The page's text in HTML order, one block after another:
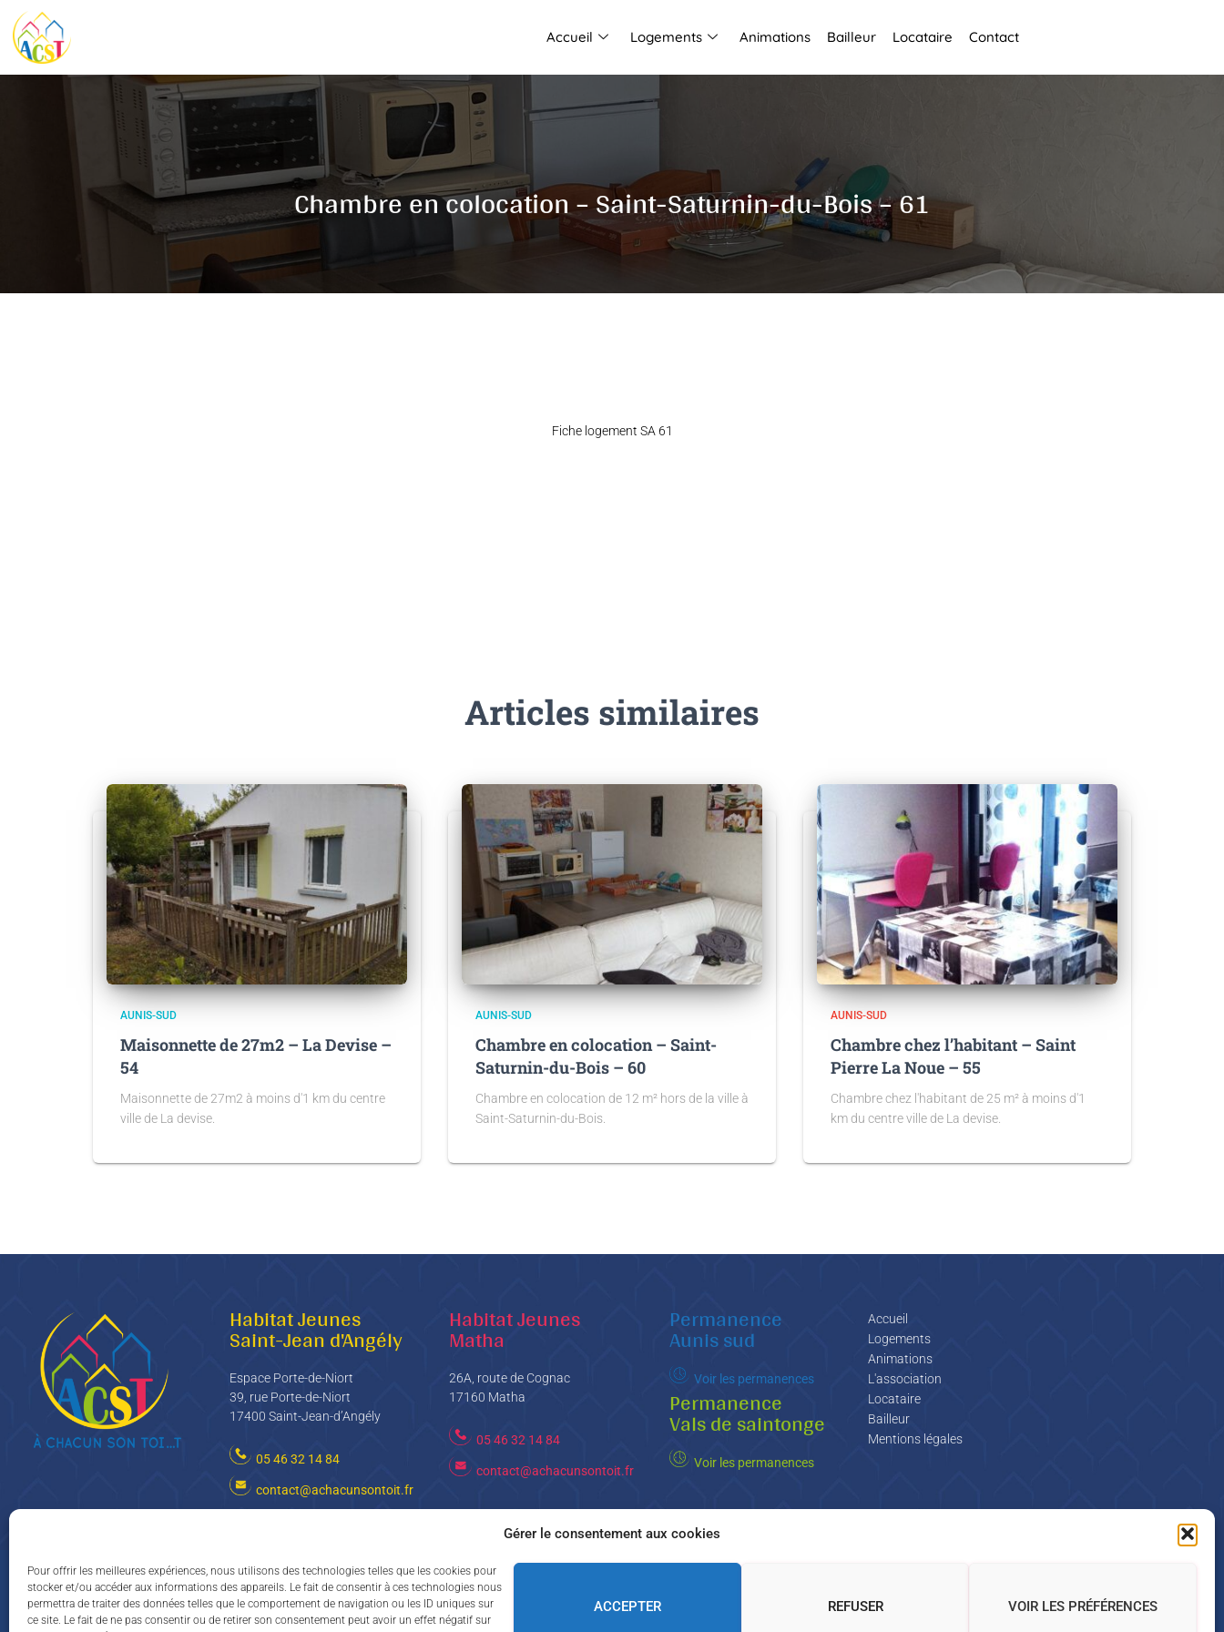
Gérer le consentement aux cookies
Pour offrir les meilleures expériences, nous utilisons des technologies telles que les cookies pour
stocker et/ou accéder aux informations des appareils. Le fait de consentir à ces technologies nous
permettra de traiter des données telles que le comportement de navigation ou les ID uniques sur
ce site. Le fait de ne pas consentir ou de retirer son consentement peut avoir un effet négatif sur
ACCEPTER REFUSER VOIR LES PRÉFÉRENCES
Accueil Logements Animations Bailleur Locataire Contact
Chambre en colocation – Saint-Saturnin-du-Bois – 61
Fiche logement SA 61
Articles similaires
AUNIS-SUD
Maisonnette de 27m2 – La Devise –
54
Maisonnette de 27m2 à moins d'1 km du centre
ville de La devise.
AUNIS-SUD
Chambre en colocation – Saint-
Saturnin-du-Bois – 60
Chambre en colocation de 12 m² hors de la ville à
Saint-Saturnin-du-Bois.
AUNIS-SUD
Chambre chez l’habitant – Saint
Pierre La Noue – 55
Chambre chez l'habitant de 25 m² à moins d'1
km du centre ville de La devise.
Habitat Jeunes
Saint-Jean d'Angély
Espace Porte-de-Niort
39, rue Porte-de-Niort
17400 Saint-Jean-d’Angély
05 46 32 14 84
contact@achacunsontoit.fr
Habitat Jeunes
Matha
26A, route de Cognac
17160 Matha
05 46 32 14 84
contact@achacunsontoit.fr
Permanence
Aunis sud
Voir les permanences
Permanence
Vals de saintonge
Voir les permanences
Accueil
Logements
Animations
L'association
Locataire
Bailleur
Mentions légales
Pour plus d’actualités, suivez-nous sur nos réseaux sociaux !